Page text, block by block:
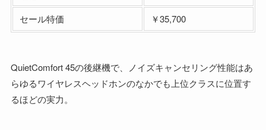
セール特価
￥35,700
QuietComfort 45の後継機で、ノイズキャンセリング性能はあ
らゆるワイヤレスヘッドホンのなかでも上位クラスに位置す
るほどの実力。